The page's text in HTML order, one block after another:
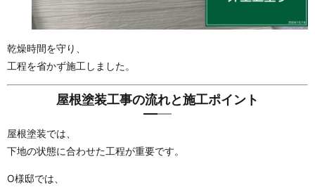
乾燥時間を守り、
工程を省かず施工しました。
屋根塗装工事の流れと施工ポイント
屋根塗装では、
下地の状態に合わせた工程が重要です。
O様邸では、